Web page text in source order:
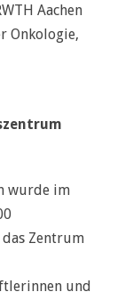
Aachen
Onkologie,
wurde im
Zentrum
und